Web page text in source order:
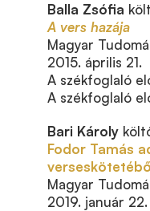
Balla Zsófia
A vers hazája
Magyar
2015. április 21.
A székfoglaló
A székfoglaló
Bari Károly
Fodor Tamás
Magyar
2019. január 22.